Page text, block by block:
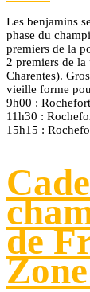
Les benjamins
phase du
premiers de la
2 premiers de
Charentes).
vieille forme
9h00 :
11h30 :
15h15 :
de